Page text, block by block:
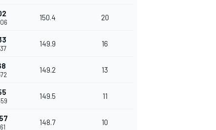
150.4 20
149.9 16
149.2 13
149.5 11
148.7 10